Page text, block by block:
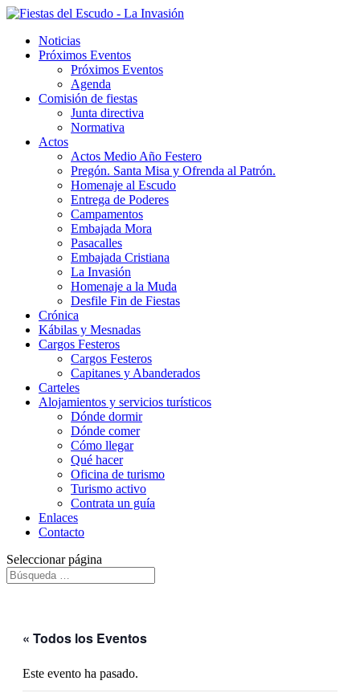
Noticias
Próximos Eventos
Próximos Eventos
Agenda
Comisión de fiestas
Junta directiva
Normativa
Actos
Actos Medio Año Festero
Pregón. Santa Misa y Ofrenda al Patrón.
Homenaje al Escudo
Entrega de Poderes
Campamentos
Embajada Mora
Pasacalles
Embajada Cristiana
La Invasión
Homenaje a la Muda
Desfile Fin de Fiestas
Crónica
Kábilas y Mesnadas
Cargos Festeros
Cargos Festeros
Capitanes y Abanderados
Carteles
Alojamientos y servicios turísticos
Dónde dormir
Dónde comer
Cómo llegar
Qué hacer
Oficina de turismo
Turismo activo
Contrata un guía
Enlaces
Contacto
Seleccionar página
« Todos los Eventos
Este evento ha pasado.